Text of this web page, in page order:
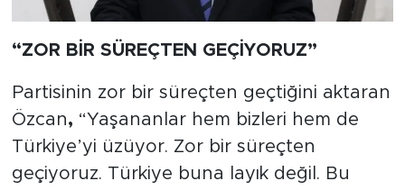
“ZOR BİR SÜREÇTEN GEÇİYORUZ”
Partisinin zor bir süreçten geçtiğini aktaran
Özcan, “Yaşananlar hem bizleri hem de
Türkiye’yi üzüyor. Zor bir süreçten
geçiyoruz. Türkiye buna layık değil. Bu